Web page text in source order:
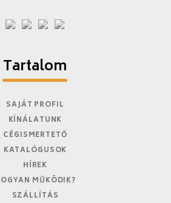
Tartalom
SAJÁT PROFIL
KÍNÁLATUNK
CÉGISMERTETŐ
KATALÓGUSOK
HÍREK
MŰKÖDIK?
SZÁLLÍTÁS